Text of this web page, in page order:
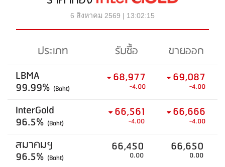
6 สิงหาคม 2569 | 13:02:15
ประเภท รับซื้อ
ขายออก
LBMA
99.99% (Baht)
68,977
-4.00
69,087
-4.00
InterGold
96.5% (Baht)
66,561
-4.00
66,666
-4.00
สมาคมฯ
96.5% (Baht)
66,450
0.00
66,650
0.00